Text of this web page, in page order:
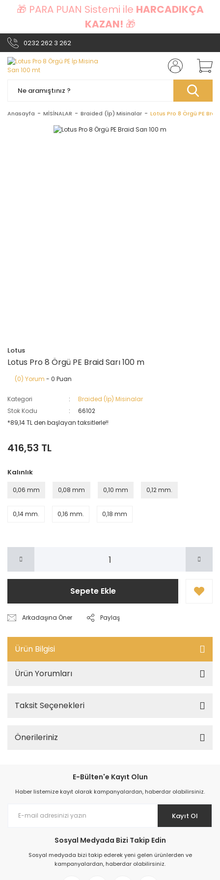
🎁 PARA PUAN Sistemi ile HARCADIKÇA
KAZAN! 🎁
0232 262 3 262
Anasayfa MİSİNALAR Braided (İp) Misinalar Lotus Pro 8 Örgü PE
Lotus
Lotus Pro 8 Örgü PE Braid Sarı 100 m
(0) Yorum - 0 Puan
Kategori
Braided (İp) Misinalar
Stok Kodu
66102
*89,14 TL den başlayan taksitlerle!!
416,53 TL
Kalınlık
0,06 mm 0,08 mm 0,10 mm 0,12 mm.
0,14 mm. 0,16 mm. 0,18 mm
Sepete Ekle
Arkadaşına Öner Paylaş
Ürün Bilgisi
Ürün Yorumları
Taksit Seçenekleri
Önerileriniz
E-Bülten'e Kayıt Olun
Haber listemize kayıt olarak kampanyalardan, haberdar olabilirsiniz.
Kayıt Ol
Sosyal Medyada Bizi Takip Edin
Sosyal medyada bizi takip ederek yeni gelen ürünlerden ve
kampanyalardan, haberdar olabilirsiniz.